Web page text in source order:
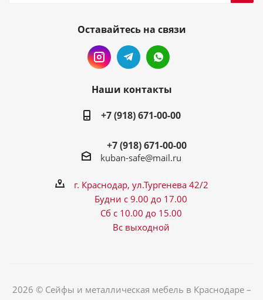
Оставайтесь на связи
Наши контакты
+7 (918) 671-00-00
+7 (918) 671-00-00
kuban-safe@mail.ru
г. Краснодар, ул.Тургенева 42/2
Будни с 9.00 до 17.00
Сб с 10.00 до 15.00
Вс выходной
2026 © Сейфы и металлическая мебель в Краснодаре –